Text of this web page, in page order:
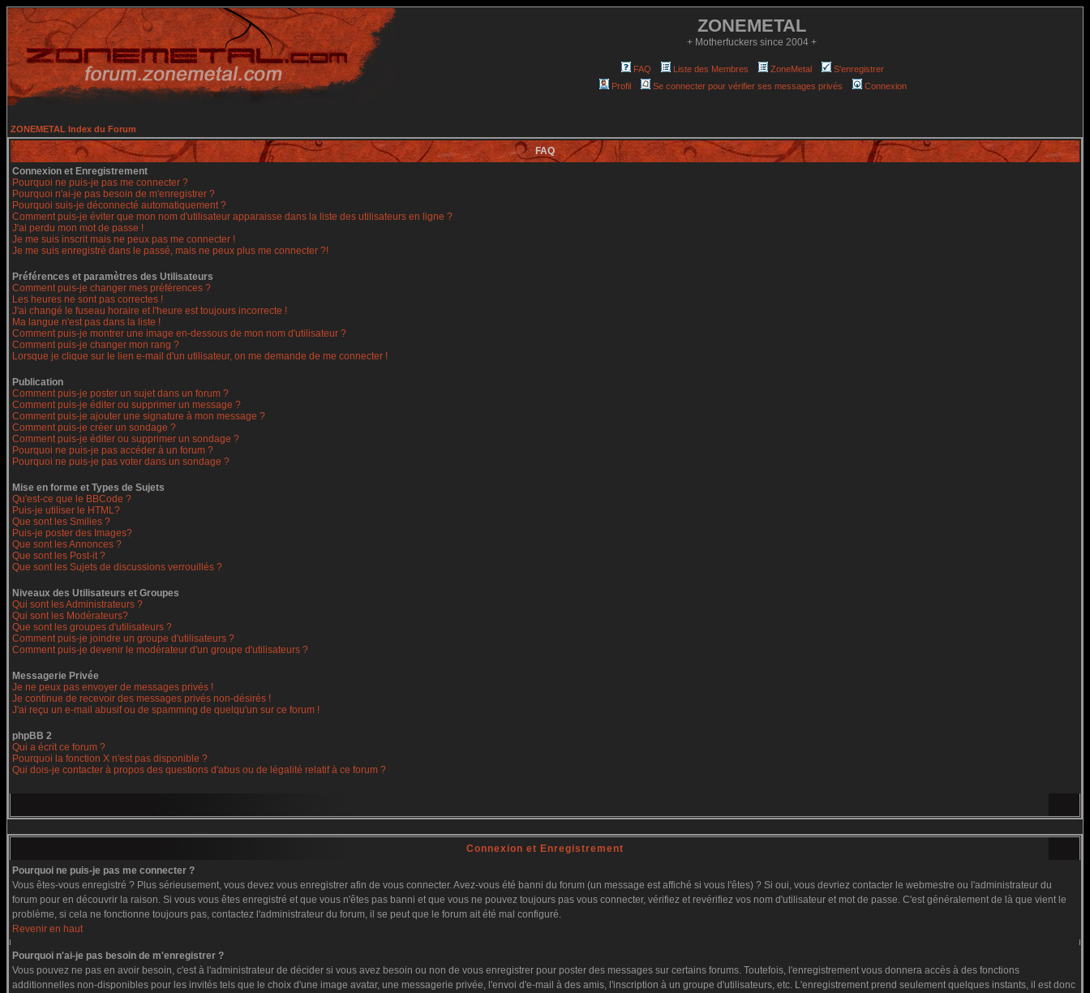
ZONEMETAL
+ Motherfuckers since 2004 +
FAQ Liste des Membres ZoneMetal
S'enregistrer
Profil
Se connecter pour vérifier ses messages privés Connexion
ZONEMETAL Index du Forum
FAQ
Connexion et Enregistrement
Pourquoi ne puis-je pas me connecter ?
Pourquoi n'ai-je pas besoin de m'enregistrer ?
Pourquoi suis-je déconnecté automatiquement ?
Comment puis-je éviter que mon nom d'utilisateur apparaisse dans la liste des utilisateurs en ligne ?
J'ai perdu mon mot de passe !
Je me suis inscrit mais ne peux pas me connecter !
Je me suis enregistré dans le passé, mais ne peux plus me connecter ?!
Préférences et paramètres des Utilisateurs
Comment puis-je changer mes préférences ?
Les heures ne sont pas correctes !
J'ai changé le fuseau horaire et l'heure est toujours incorrecte !
Ma langue n'est pas dans la liste !
Comment puis-je montrer une image en-dessous de mon nom d'utilisateur ?
Comment puis-je changer mon rang ?
Lorsque je clique sur le lien e-mail d'un utilisateur, on me demande de me connecter !
Publication
Comment puis-je poster un sujet dans un forum ?
Comment puis-je éditer ou supprimer un message ?
Comment puis-je ajouter une signature à mon message ?
Comment puis-je créer un sondage ?
Comment puis-je éditer ou supprimer un sondage ?
Pourquoi ne puis-je pas accéder à un forum ?
Pourquoi ne puis-je pas voter dans un sondage ?
Mise en forme et Types de Sujets
Qu'est-ce que le BBCode ?
Puis-je utiliser le HTML?
Que sont les Smilies ?
Puis-je poster des Images?
Que sont les Annonces ?
Que sont les Post-it ?
Que sont les Sujets de discussions verrouillés ?
Niveaux des Utilisateurs et Groupes
Qui sont les Administrateurs ?
Qui sont les Modérateurs?
Que sont les groupes d'utilisateurs ?
Comment puis-je joindre un groupe d'utilisateurs ?
Comment puis-je devenir le modérateur d'un groupe d'utilisateurs ?
Messagerie Privée
Je ne peux pas envoyer de messages privés !
Je continue de recevoir des messages privés non-désirés !
J'ai reçu un e-mail abusif ou de spamming de quelqu'un sur ce forum !
phpBB 2
Qui a écrit ce forum ?
Pourquoi la fonction X n'est pas disponible ?
Qui dois-je contacter à propos des questions d'abus ou de légalité relatif à ce forum ?
Connexion et Enregistrement
Pourquoi ne puis-je pas me connecter ?
Vous êtes-vous enregistré ? Plus sérieusement, vous devez vous enregistrer afin de vous connecter. Avez-vous été banni du forum (un message est affiché si vous l'êtes) ? Si oui, vous devriez contacter le webmestre ou l'administrateur du
forum pour en découvrir la raison. Si vous vous êtes enregistré et que vous n'êtes pas banni et que vous ne pouvez toujours pas vous connecter, vérifiez et revérifiez vos nom d'utilisateur et mot de passe. C'est généralement de là que vient le
problème, si cela ne fonctionne toujours pas, contactez l'administrateur du forum, il se peut que le forum ait été mal configuré.
Revenir en haut
Pourquoi n'ai-je pas besoin de m'enregistrer ?
Vous pouvez ne pas en avoir besoin, c'est à l'administrateur de décider si vous avez besoin ou non de vous enregistrer pour poster des messages sur certains forums. Toutefois, l'enregistrement vous donnera accès à des fonctions
additionnelles non-disponibles pour les invités tels que le choix d'une image avatar, une messagerie privée, l'envoi d'e-mail à des amis, l'inscription à un groupe d'utilisateurs, etc. L'enregistrement prend seulement quelques instants, il est donc